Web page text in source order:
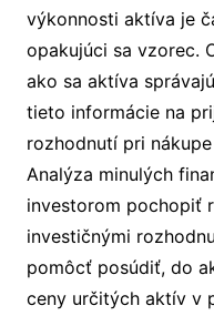
výkonnosti aktíva je
opakujúci sa vzorec.
ako sa aktíva
tieto informácie na
rozhodnutí pri
Analýza minulých
investorom pochopiť
investičnými
pomôcť posúdiť, do
ceny určitých aktív v